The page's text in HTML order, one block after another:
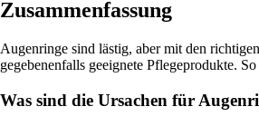
Zusammenfassung
Augenringe sind lästig, aber mit den
gegebenenfalls geeignete Pflegeprodukte.
Was sind die Ursachen für